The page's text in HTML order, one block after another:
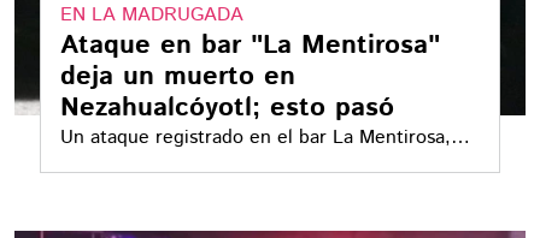
EN LA MADRUGADA
Ataque en bar "La Mentirosa"
deja un muerto en
Nezahualcóyotl; esto pasó
Un ataque registrado en el bar La Mentirosa,
ubicado en Nezahualcóyotl, Estado de México,